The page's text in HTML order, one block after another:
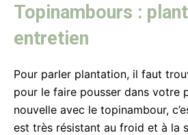
Topinambours :
entretien
Pour parler plantation, il faut
pour le faire pousser dans votre
nouvelle avec le topinambour,
est très résistant au froid et à la